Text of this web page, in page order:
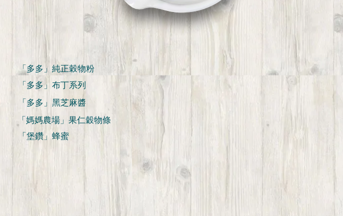
「多多」純正穀物粉
「多多」布丁系列
「多多」黑芝麻醬
「媽媽農場」果仁穀物條
「堡鑽」蜂蜜